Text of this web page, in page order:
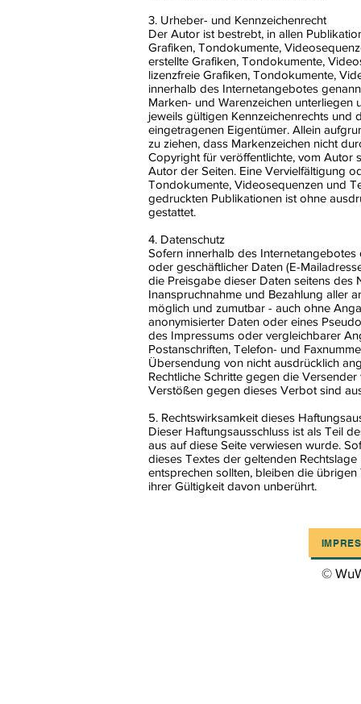
3. Urheber- und Kennzeichenrecht
Der Autor ist bestrebt, in allen
Grafiken, Tondokumente,
erstellte Grafiken, Tondokumente,
lizenzfreie Grafiken, Tondokumente,
innerhalb des Internetangebotes
Marken- und Warenzeichen unterliegen
jeweils gültigen Kennzeichenrechts und
eingetragenen Eigentümer. Allein
zu ziehen, dass Markenzeichen nicht
Copyright für veröffentlichte, vom Autor
Autor der Seiten. Eine Vervielfältigung
Tondokumente, Videosequenzen und
gedruckten Publikationen ist ohne
gestattet.
4. Datenschutz
Sofern innerhalb des
oder geschäftlicher Daten (E-
die Preisgabe dieser Daten seitens des
Inanspruchnahme und Bezahlung aller
möglich und zumutbar - auch ohne
anonymisierter Daten oder eines
des Impressums oder vergleichbarer
Postanschriften, Telefon- und
Übersendung von nicht ausdrücklich
Rechtliche Schritte gegen die
Verstößen gegen dieses Verbot sind
5. Rechtswirksamkeit dieses
Dieser Haftungsausschluss ist als Teil
aus auf diese Seite verwiesen wurde.
dieses Textes der geltenden
entsprechen sollten, bleiben die
ihrer Gültigkeit davon unberührt.
©